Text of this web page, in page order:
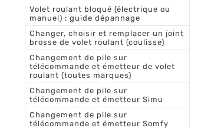
Volet roulant bloqué (électrique ou
manuel) : guide dépannage
Changer, choisir et remplacer un joint
brosse de volet roulant (coulisse)
Changement de pile sur
télécommande et émetteur de volet
roulant (toutes marques)
Changement de pile sur
télécommande et émetteur Simu
Changement de pile sur
télécommande et émetteur Somfy